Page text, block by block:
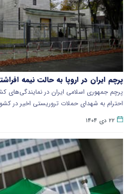
پرچم ایران در اروپا به حالت نیمه
پرچم جمهوری اسلامی ایران در نمایندگی‌های
احترام به شهدای حملات تروریستی اخیر در
۲۲ دی ۱۴۰۴